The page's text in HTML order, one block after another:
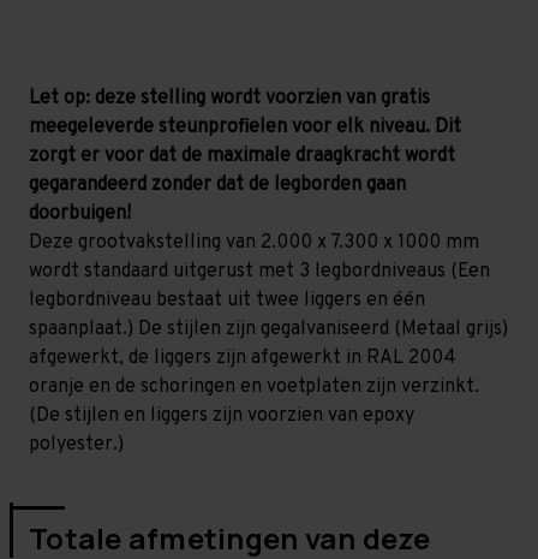
Let op: deze stelling wordt voorzien van gratis
meegeleverde steunprofielen voor elk niveau. Dit
zorgt er voor dat de maximale draagkracht wordt
gegarandeerd zonder dat de legborden gaan
doorbuigen!
Deze grootvakstelling van 2.000 x 7.300 x 1000 mm
wordt standaard uitgerust met 3 legbordniveaus (Een
legbordniveau bestaat uit twee liggers en één
spaanplaat.) De stijlen zijn gegalvaniseerd (Metaal grijs)
afgewerkt, de liggers zijn afgewerkt in RAL 2004
oranje en de schoringen en voetplaten zijn verzinkt.
(De stijlen en liggers zijn voorzien van epoxy
polyester.)
Totale afmetingen van deze